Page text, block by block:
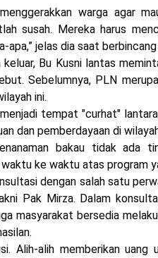
warga agar
susah. Mereka harus
apa,” jelas dia saat
Bu Kusni lantas
Sebelumnya, PLN
ini.
tempat "curhat"
dan pemberdayaan di
bakau tidak ada
ke waktu atas program
dengan salah satu
Pak Mirza. Dalam
masyarakat bersedia
Alih-alih memberikan uang